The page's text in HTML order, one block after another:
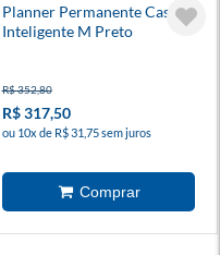
Planner Permanente Casual
Inteligente M Preto
R$ 352,80
R$ 317,50
ou 10x de R$ 31,75 sem juros